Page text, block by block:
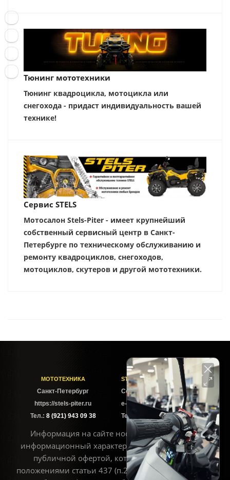
Тюнинг мототехники
Тюнинг квадроцикла, мотоцикла или
снегохода - придаст индивидуальность вашей
технике!
Сервис STELS
Мотосалон Stels-Piter - имеет крупнейший
собственный сервисный центр в Санкт-
Петербурге по техническому обслуживанию и
ремонту квадроциклов, снегоходов,
мотоциклов, скутеров и другой мототехники.
МОТОТЕХНИКА
Cанкт-Петербург
https://stels-piter.ru
Тел.: 8 (921) 943 09 38
STELS-PITER СОФИЙСКАЯ
Софийская ул. 6Б
e-mail: sales@stels-piter.ru
Тел.:
8 (921) 943 09 38
Информация на сайте носит исключительно
информационный характер и не может считаться
публичной офертой, которая определяется
положениями статьи 437 (п.2) ГК РФ. Для получения